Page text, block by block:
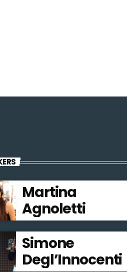
Martina
Agnoletti
Simone
Degl’Innocenti